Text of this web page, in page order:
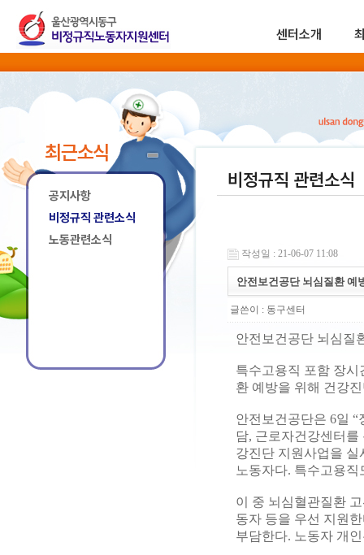
센터소개
최근소식
공지사항
비정규직 관련소식
노동관련소식
비정규직 관련소식
작성일 : 21-06-07 11:08
안전보건공단 뇌심질환 예
글쓴이 : 동구센터
안전보건공단 뇌심질
특수고용직 포함 장
환 예방을 위해 건강
안전보건공단은 6일
담, 근로자건강센터
강진단 지원사업을
노동자다. 특수고용직
이 중 뇌심혈관질환
동자 등을 우선 지원
부담한다. 노동자 개